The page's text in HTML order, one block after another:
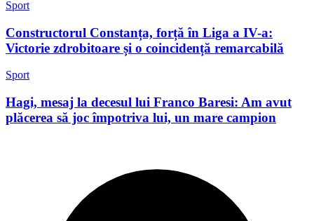
Sport
Constructorul Constanța, forță în Liga a IV-a:
Victorie zdrobitoare și o coincidență remarcabilă
Sport
Hagi, mesaj la decesul lui Franco Baresi: Am avut
plăcerea să joc împotriva lui, un mare campion